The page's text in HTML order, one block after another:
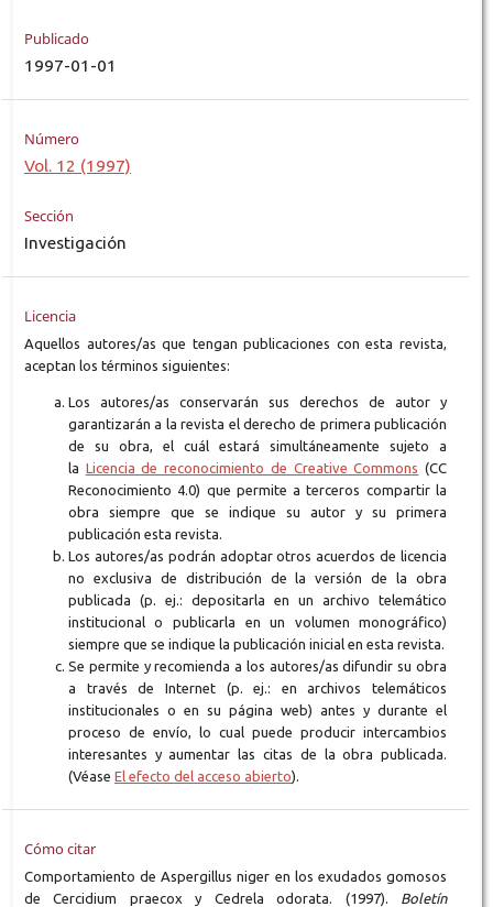
Publicado
1997-01-01
Número
Vol. 12 (1997)
Sección
Investigación
Licencia
Aquellos autores/as que tengan publicaciones con esta revista,
aceptan los términos siguientes:
Los autores/as conservarán sus derechos de autor y
garantizarán a la revista el derecho de primera publicación
de su obra, el cuál estará simultáneamente sujeto a
la Licencia de reconocimiento de Creative Commons (CC
Reconocimiento 4.0) que permite a terceros compartir la
obra siempre que se indique su autor y su primera
publicación esta revista.
Los autores/as podrán adoptar otros acuerdos de licencia
no exclusiva de distribución de la versión de la obra
publicada (p. ej.: depositarla en un archivo telemático
institucional o publicarla en un volumen monográfico)
siempre que se indique la publicación inicial en esta revista.
Se permite y recomienda a los autores/as difundir su obra
a través de Internet (p. ej.: en archivos telemáticos
institucionales o en su página web) antes y durante el
proceso de envío, lo cual puede producir intercambios
interesantes y aumentar las citas de la obra publicada.
(Véase El efecto del acceso abierto).
Cómo citar
Comportamiento de Aspergillus niger en los exudados gomosos
de Cercidium praecox y Cedrela odorata. (1997). Boletín